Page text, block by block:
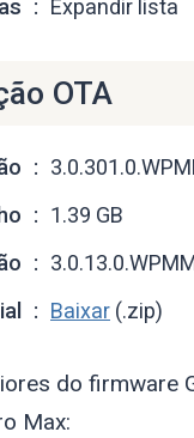
Expandir lista
OTA
1.39 GB
Baixar (.zip)
do firmware
Max: